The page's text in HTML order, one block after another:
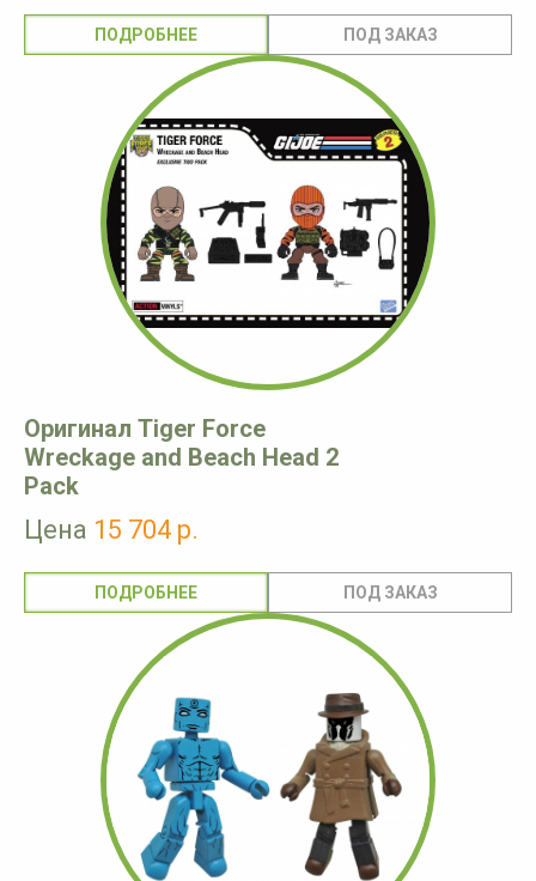
ПОДРОБНЕЕ
Оригинал Tiger Force
Wreckage and Beach Head 2
Pack
Цена 15 704 р.
ПОДРОБНЕЕ